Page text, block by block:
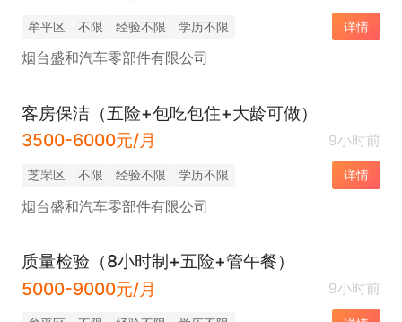
牟平区 不限 经验不限 学历不限 详情
烟台盛和汽车零部件有限公司
客房保洁（五险+包吃包住+大龄可做）
3500-6000元/月
9小时前
芝罘区 不限 经验不限 学历不限 详情
烟台盛和汽车零部件有限公司
质量检验（8小时制+五险+管午餐）
5000-9000元/月
9小时前